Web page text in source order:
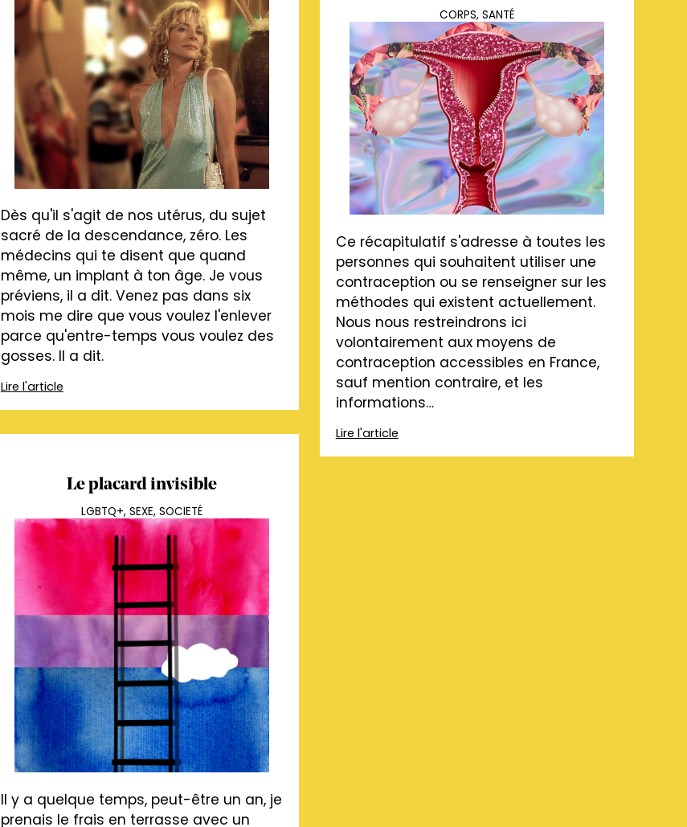
Dès qu'il s'agit de nos utérus, du sujet
sacré de la descendance, zéro. Les
médecins qui te disent que quand
même, un implant à ton âge. Je vous
préviens, il a dit. Venez pas dans six
mois me dire que vous voulez l'enlever
parce qu'entre-temps vous voulez des
gosses. Il a dit.
Lire l'article
CORPS,SANTÉ
Ce récapitulatif s'adresse à toutes les
personnes qui souhaitent utiliser une
contraception ou se renseigner sur les
méthodes qui existent actuellement.
Nous nous restreindrons ici
volontairement aux moyens de
contraception accessibles en France,
sauf mention contraire, et les
informations…
Lire l'article
Le placard invisible
LGBTQ+,SEXE,SOCIETÉ
Il y a quelque temps, peut-être un an, je
prenais le frais en terrasse avec un